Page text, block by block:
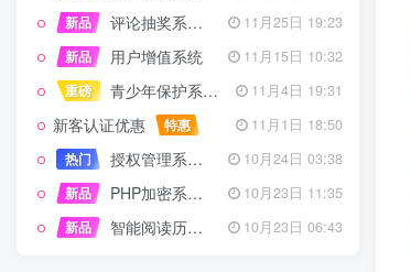
新品
评论抽奖系统 – 完整功能详解
11月25日 19:23
新品
用户增值系统
11月15日 10:32
重磅
青少年保护系统 专为子比主题开发 11月4日 19:31
新客认证优惠 特惠
11月1日 18:50
热门
授权管理系统子比主题专版
10月24日 03:38
新品
PHP加密系统专业版
10月23日 11:35
新品
智能阅读历史系统 10月23日 06:43